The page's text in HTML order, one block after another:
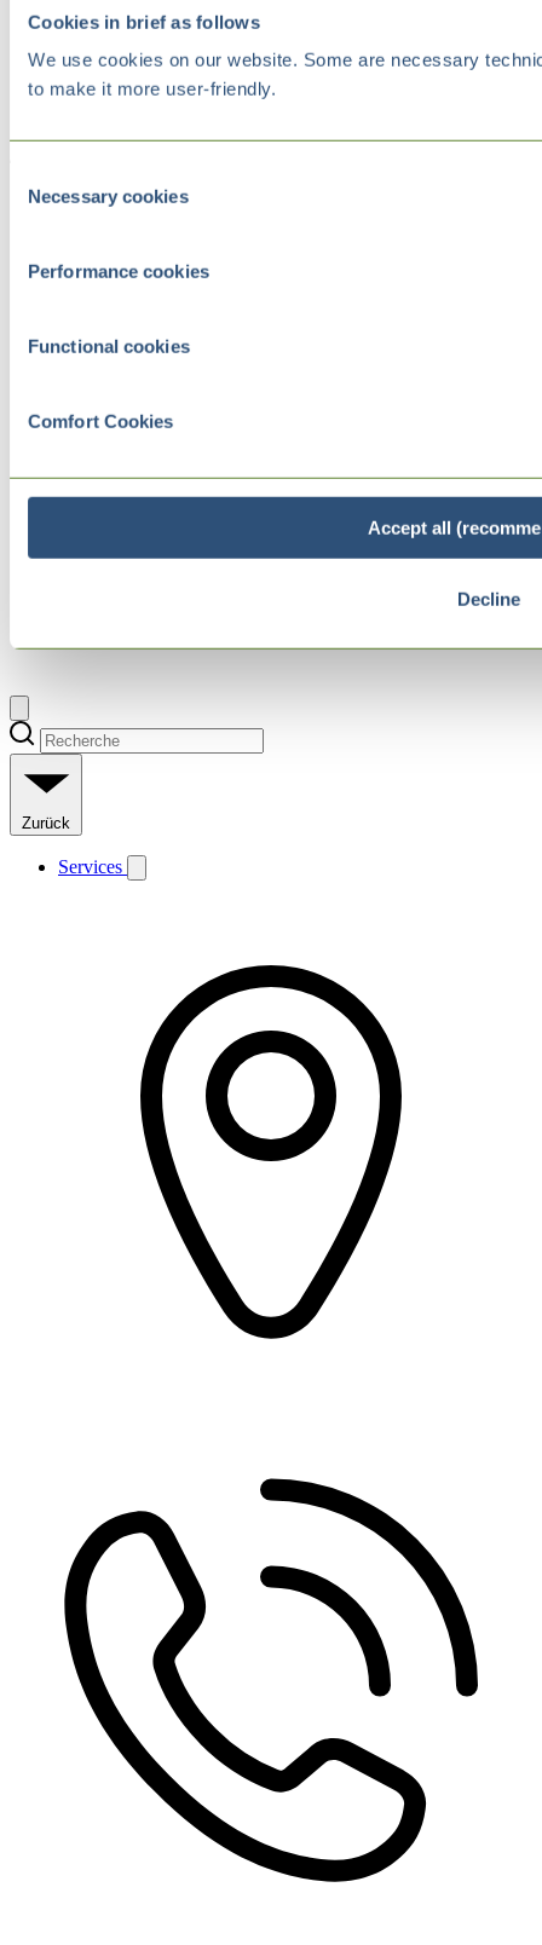
Cookies in brief as follows
We use cookies on our website. Some are necessary
to make it more user-friendly.
Selection
Necessary cookies
Performance cookies
Functional cookies
Comfort Cookies
Accept all
Decline
Zurück
Services